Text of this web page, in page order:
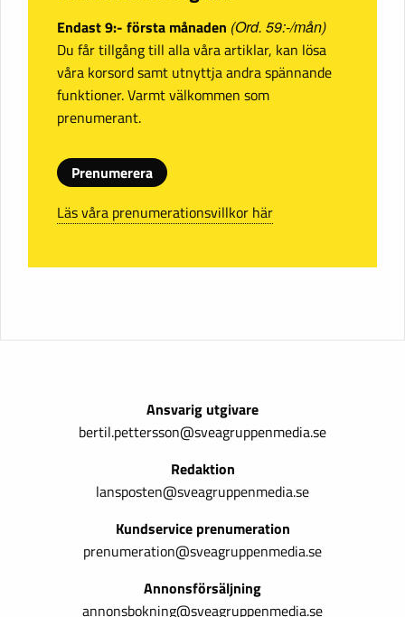
Endast 9:- första månaden (Ord. 59:-/mån)
Du får tillgång till alla våra artiklar, kan lösa
våra korsord samt utnyttja andra spännande
funktioner. Varmt välkommen som
prenumerant.
Prenumerera
Läs våra prenumerationsvillkor här
Ansvarig utgivare
bertil.pettersson@sveagruppenmedia.se
Redaktion
lansposten@sveagruppenmedia.se
Kundservice prenumeration
prenumeration@sveagruppenmedia.se
Annonsförsäljning
annonsbokning@sveagruppenmedia.se